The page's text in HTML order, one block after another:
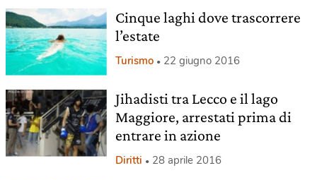
Cinque laghi dove trascorrere
l’estate
Turismo 22 giugno 2016
Jihadisti tra Lecco e il lago
Maggiore, arrestati prima di
entrare in azione
Diritti 28 aprile 2016